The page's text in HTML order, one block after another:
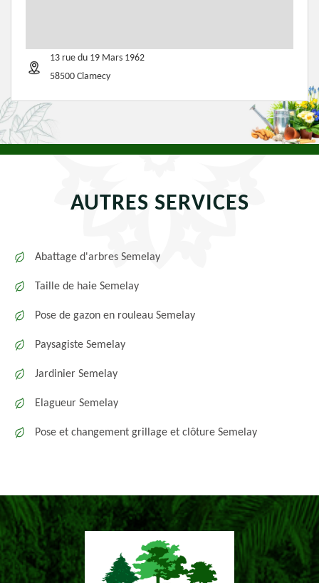
13 rue du 19 Mars 1962
58500 Clamecy
AUTRES SERVICES
Abattage d'arbres Semelay
Taille de haie Semelay
Pose de gazon en rouleau Semelay
Paysagiste Semelay
Jardinier Semelay
Elagueur Semelay
Pose et changement grillage et clôture Semelay